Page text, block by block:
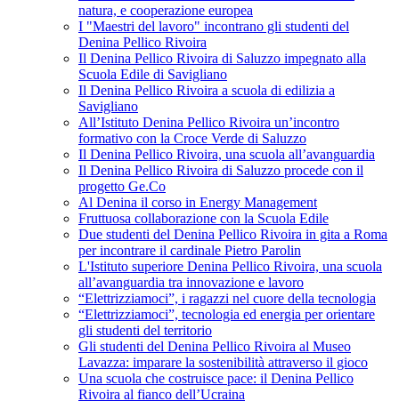
natura, e cooperazione europea
I "Maestri del lavoro" incontrano gli studenti del
Denina Pellico Rivoira
Il Denina Pellico Rivoira di Saluzzo impegnato alla
Scuola Edile di Savigliano
Il Denina Pellico Rivoira a scuola di edilizia a
Savigliano
All’Istituto Denina Pellico Rivoira un’incontro
formativo con la Croce Verde di Saluzzo
Il Denina Pellico Rivoira, una scuola all’avanguardia
Il Denina Pellico Rivoira di Saluzzo procede con il
progetto Ge.Co
Al Denina il corso in Energy Management
Fruttuosa collaborazione con la Scuola Edile
Due studenti del Denina Pellico Rivoira in gita a Roma
per incontrare il cardinale Pietro Parolin
L'Istituto superiore Denina Pellico Rivoira, una scuola
all’avanguardia tra innovazione e lavoro
“Elettrizziamoci”, i ragazzi nel cuore della tecnologia
“Elettrizziamoci”, tecnologia ed energia per orientare
gli studenti del territorio
Gli studenti del Denina Pellico Rivoira al Museo
Lavazza: imparare la sostenibilità attraverso il gioco
Una scuola che costruisce pace: il Denina Pellico
Rivoira al fianco dell’Ucraina